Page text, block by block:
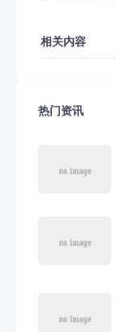
相关内容
热门资讯